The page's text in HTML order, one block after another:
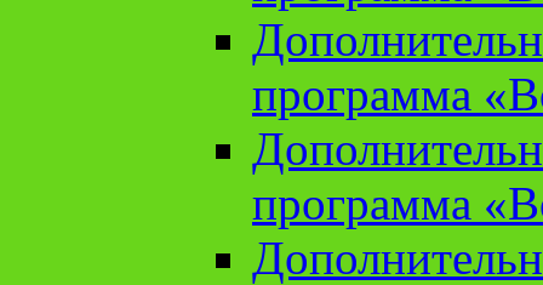
программа
программа